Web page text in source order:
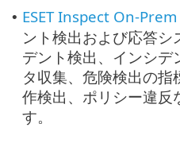
• ESET Inspect On-Prem
ント検出および応答
デント検出、インシデ
タ収集、危険検出の
作検出、ポリシー違反
す。